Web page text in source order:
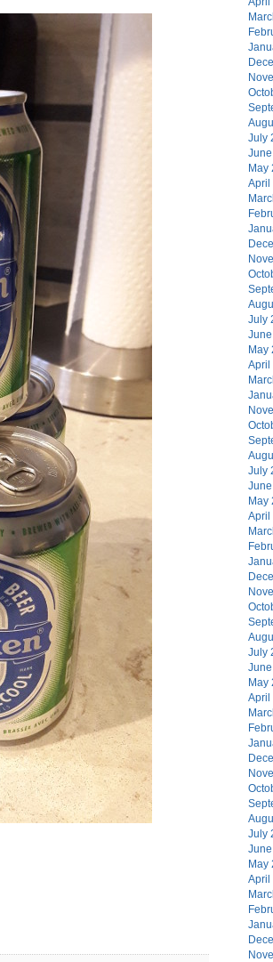
July
May
April
July
May
April
July
May
April
July
May
April
July
May
April